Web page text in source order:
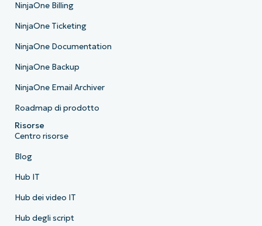
NinjaOne Billing
NinjaOne Ticketing
NinjaOne Documentation
NinjaOne Backup
NinjaOne Email Archiver
Roadmap di prodotto
Risorse
Centro risorse
Blog
Hub IT
Hub dei video IT
Hub degli script